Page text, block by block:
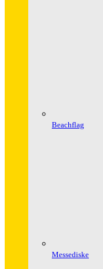
Beachflag
Messediske